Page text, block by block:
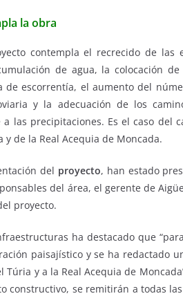
la obra
contempla el recrecido de
de agua, la colocación
de escorrentía, el aumento del
y la adecuación de los
las precipitaciones. Es el caso del
y de la Real Acequia de Moncada.
del proyecto, han estado
del área, el gerente de
proyecto.
ha destacado que
paisajístico y se ha redactado
Túria y a la Real Acequia de
constructivo, se remitirán a todas